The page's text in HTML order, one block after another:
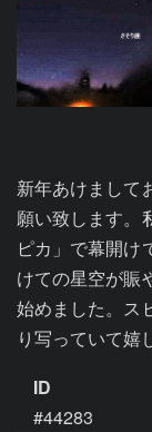
新年あけまして
願い致します。
ピカ」で幕開け
けての星空が賑
始めました。ス
り写っていて嬉
ID
#44283